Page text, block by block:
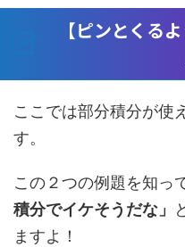
【ピンとくる
ここでは部分積分が使
す。
この２つの例題を知っ
積分でイケそうだな」
ますよ！